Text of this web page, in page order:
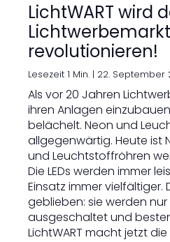
LichtWART wird
Lichtwerbemarkt
revolutionieren!
Lesezeit 1 Min. | 22. September
Als vor 20 Jahren
ihren Anlagen
belächelt. Neon und
allgegenwärtig. Heute ist
und Leuchtstoffröhren
Die LEDs werden immer
Einsatz immer vielfältiger.
geblieben: sie werden
ausgeschaltet und
LichtWART macht jetzt die